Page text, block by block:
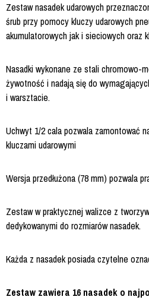
Zestaw nasadek udarowych
śrub przy pomocy kluczy udarowych
akumulatorowych jak i sieciowych oraz
Nasadki wykonane ze stali chromowo-
żywotność i nadają się do
i warsztacie.
Uchwyt 1/2 cala pozwala zamontować
kluczami udarowymi
Wersja przedłużona (78 mm) pozwala
Zestaw w praktycznej walizce z
dedykowanymi do rozmiarów nasadek.
Każda z nasadek posiada czytelne
Zestaw zawiera 16 nasadek o